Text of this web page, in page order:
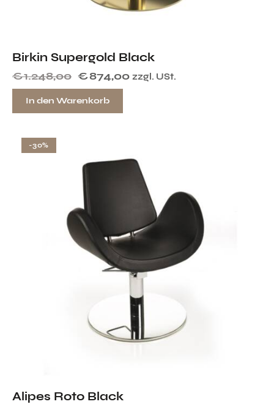
Birkin Supergold Black
€1.248,00 €874,00 zzgl. USt.
In den Warenkorb
-30%
Alipes Roto Black